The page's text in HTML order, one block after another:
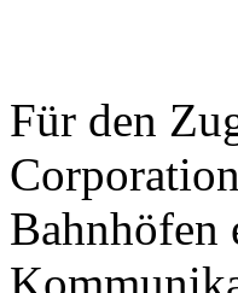
Für den
Bahnhöfen